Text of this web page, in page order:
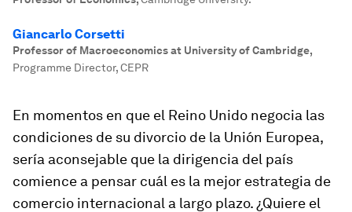
Giancarlo Corsetti
Professor of Macroeconomics at University of Cambridge,
Programme Director, CEPR
En momentos en que el Reino Unido negocia las
condiciones de su divorcio de la Unión Europea,
sería aconsejable que la dirigencia del país
comience a pensar cuál es la mejor estrategia de
comercio internacional a largo plazo. ¿Quiere el